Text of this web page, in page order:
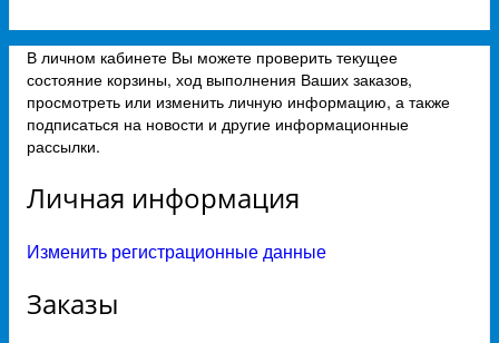
В личном кабинете Вы можете проверить текущее
состояние корзины, ход выполнения Ваших заказов,
просмотреть или изменить личную информацию, а также
подписаться на новости и другие информационные
рассылки.
Личная информация
Изменить регистрационные данные
Заказы